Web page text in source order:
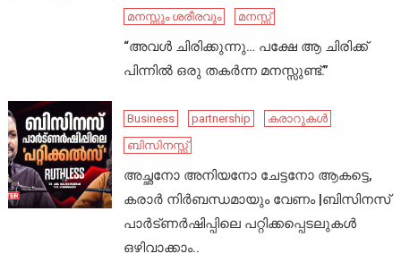
മനസ്സും ശരീരവും
മനസ്സ്
“അവൾ ചിരിക്കുന്നു… പക്ഷേ ആ ചിരിക്ക്
പിന്നിൽ ഒരു തകർന്ന മനസ്സുണ്ട്.”
Business partnership
കരാറുകൾ
ബിസിനസ്സ്
അച്ഛനോ അനിയനോ ചേട്ടനോ ആകട്ടെ,
കരാർ നിർബന്ധമായും വേണം |ബിസിനസ്
പാർട്ണർഷിപ്പിലെ പറ്റിക്കപ്പെടലുകൾ
ഒഴിവാക്കാം..